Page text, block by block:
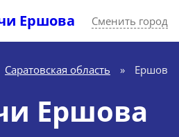
Ершова Сменить город
Саратовская область » Ершов
Ершова